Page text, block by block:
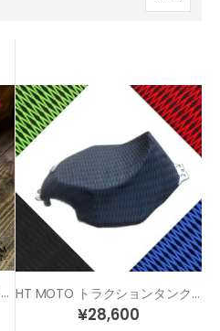
FORSTUNT 極太 アルミ削り出し スタント 汎用 ステップ ペグ HT MOTO トラクションタンクパッド タンクフルカバータイプ
¥28,600